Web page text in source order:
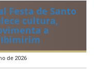
Festa de Santo
cultura,
a
Ibimirim
de 2026